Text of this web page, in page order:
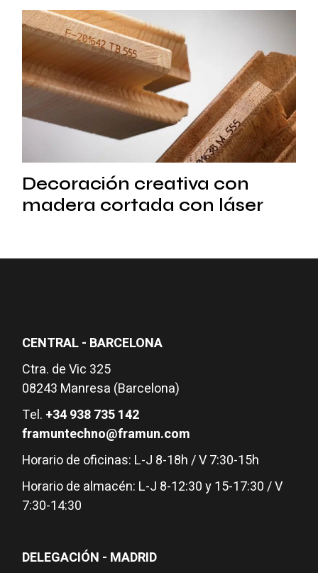
Decoración creativa con
madera cortada con láser
CENTRAL - BARCELONA
Ctra. de Vic 325
08243 Manresa (Barcelona)
Tel. +34 938 735 142
framuntechno@framun.com
Horario de oficinas: L-J 8-18h / V 7:30-15h
Horario de almacén: L-J 8-12:30 y 15-17:30 / V
7:30-14:30
DELEGACIÓN - MADRID